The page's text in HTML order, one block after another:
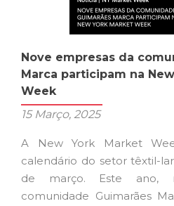
Nove empresas da
Marca participam na
Week
15 Março, 2025
A New York Market
calendário do setor têxtil-
de março. Este ano,
comunidade Guimarães